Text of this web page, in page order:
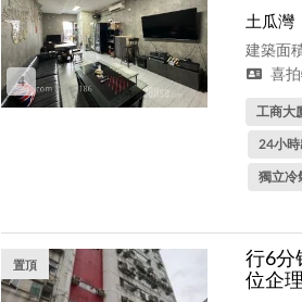
4
土瓜灣
建築面
喜
工商大
24小時
獨立冷
置頂
行6分
位企